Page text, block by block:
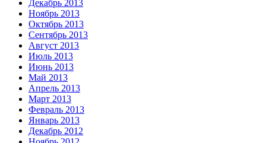
Декабрь 2013
Ноябрь 2013
Октябрь 2013
Сентябрь 2013
Август 2013
Июль 2013
Июнь 2013
Май 2013
Апрель 2013
Март 2013
Февраль 2013
Январь 2013
Декабрь 2012